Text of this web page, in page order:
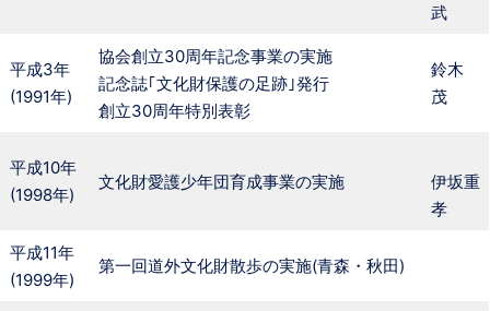
武
平成3年
(1991年)
協会創立30周年記念事業の実施
記念誌｢文化財保護の足跡｣発行
創立30周年特別表彰
鈴木
茂
平成10年
(1998年)
文化財愛護少年団育成事業の実施
伊坂重
孝
平成11年
(1999年)
第一回道外文化財散歩の実施(青森・秋田)